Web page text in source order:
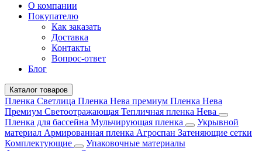
О компании
Покупателю
Как заказать
Доставка
Контакты
Вопрос-ответ
Блог
Каталог товаров
Пленка Светлица Пленка Нева премиум Пленка Нева
Премиум Светоотражающая Тепличная пленка Нева
Пленка для бассейна Мульчирующая пленка
Укрывной
материал Армированная пленка Агроспан Затеняющие сетки
Комплектующие
Упаковочные материалы